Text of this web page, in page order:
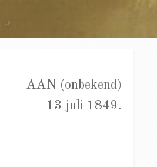
AAN (onbekend)
13 juli 1849.